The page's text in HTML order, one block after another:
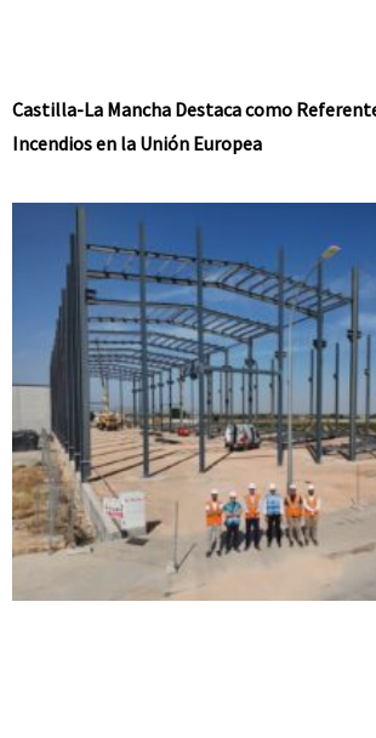
Castilla-La Mancha Destaca como
Incendios en la Unión Europea